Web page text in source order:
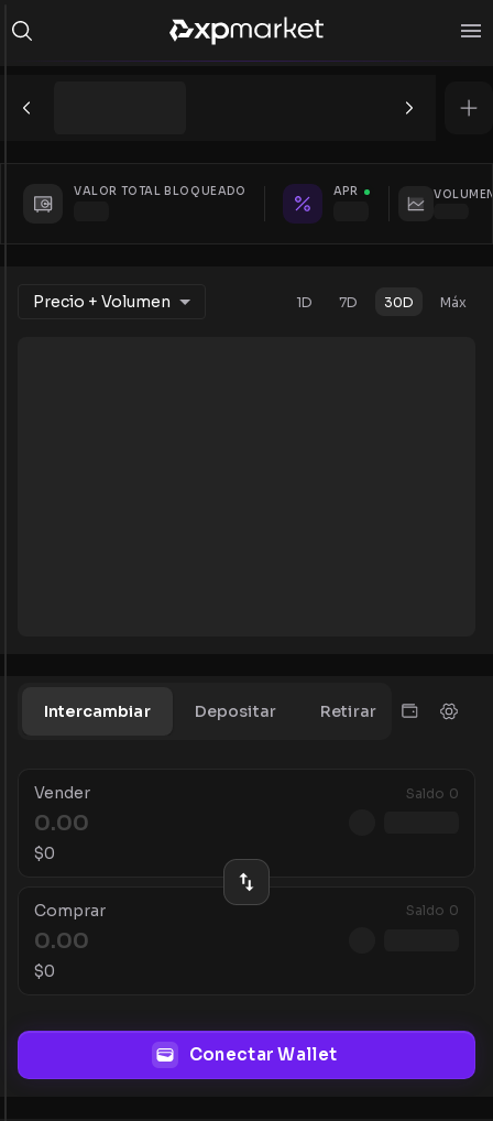
VALOR TOTAL BLOQUEADO APR
Precio + Volumen 1D 7D 30D Máx
Intercambiar Depositar Retirar
Vender Saldo 0
$0
Comprar Saldo 0
$0
Conectar Wallet